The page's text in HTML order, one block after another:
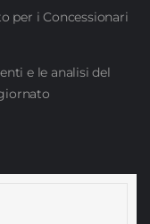
per i Concessionari
e le analisi del